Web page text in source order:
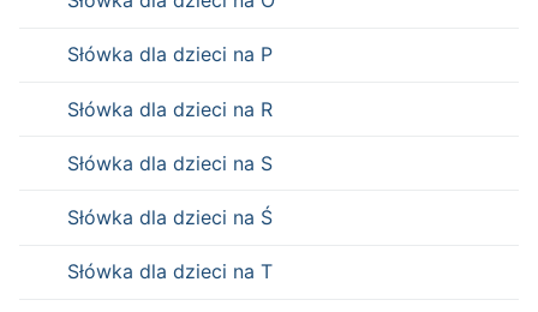
Słówka dla dzieci na P
Słówka dla dzieci na R
Słówka dla dzieci na S
Słówka dla dzieci na Ś
Słówka dla dzieci na T